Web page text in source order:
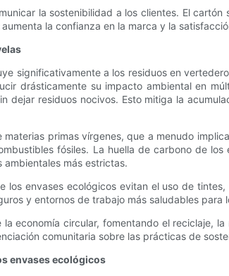
la sostenibilidad a los clientes. El
la confianza en la marca y la
significativamente a los residuos en
drásticamente su impacto ambiental en
dejar residuos nocivos. Esto mitiga la
primas vírgenes, que a menudo
fósiles. La huella de carbono de
más estrictas.
los envases ecológicos evitan el uso de
y entornos de trabajo más saludables para
economía circular, fomentando el reciclaje,
comunitaria sobre las prácticas de
envases ecológicos